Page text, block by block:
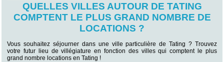
QUELLES VILLES AUTOUR DE TATING
COMPTENT LE PLUS GRAND NOMBRE DE
LOCATIONS ?
Vous souhaitez séjourner dans une ville particulière de Tating ? Trouvez
votre futur lieu de villégiature en fonction des villes qui comptent le plus
grand nombre locations en Tating !